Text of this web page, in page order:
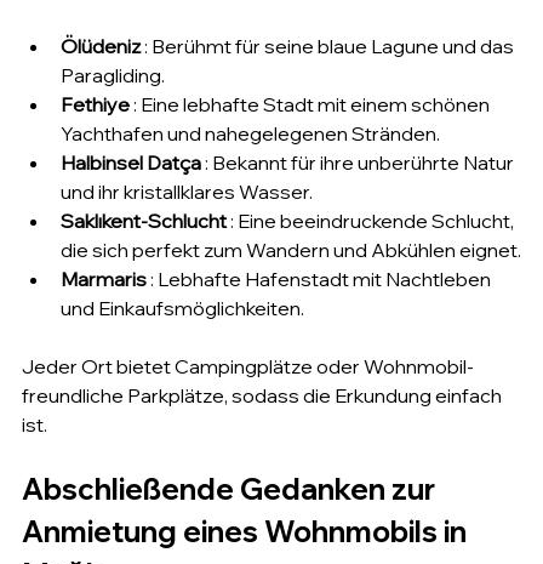
Ölüdeniz : Berühmt für seine blaue Lagune und das
Paragliding.
Fethiye : Eine lebhafte Stadt mit einem schönen
Yachthafen und nahegelegenen Stränden.
Halbinsel Datça : Bekannt für ihre unberührte Natur
und ihr kristallklares Wasser.
Saklıkent-Schlucht : Eine beeindruckende Schlucht,
die sich perfekt zum Wandern und Abkühlen eignet.
Marmaris : Lebhafte Hafenstadt mit Nachtleben
und Einkaufsmöglichkeiten.
Jeder Ort bietet Campingplätze oder Wohnmobil-
freundliche Parkplätze, sodass die Erkundung einfach
ist.
Abschließende Gedanken zur
Anmietung eines Wohnmobils in